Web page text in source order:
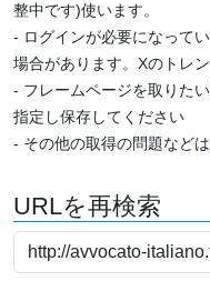
整中です)使います。
- ログインが必要になって
場合があります。Xのトレ
- フレームページを取りた
指定し保存してください
- その他の取得の問題などは
URLを再検索